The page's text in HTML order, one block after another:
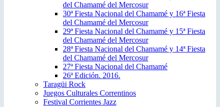
del Chamamé del Mercosur
30ª Fiesta Nacional del Chamamé y 16ª Fiesta
del Chamamé del Mercosur
29ª Fiesta Nacional del Chamamé y 15ª Fiesta
del Chamamé del Mercosur
28ª Fiesta Nacional del Chamamé y 14ª Fiesta
del Chamamé del Mercosur
27ª Fiesta Nacional del Chamamé
26ª Edición. 2016.
Taragüi Rock
Juegos Culturales Correntinos
Festival Corrientes Jazz